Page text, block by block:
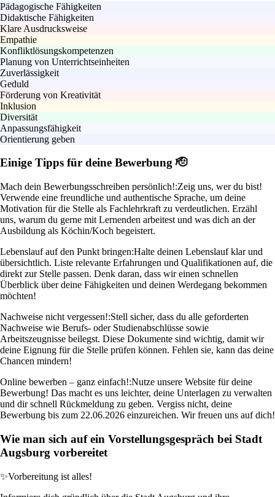
Pädagogische Fähigkeiten
Didaktische Fähigkeiten
Klare Ausdrucksweise
Empathie
Konfliktlösungskompetenzen
Planung von Unterrichtseinheiten
Zuverlässigkeit
Geduld
Förderung von Kreativität
Inklusion
Diversität
Anpassungsfähigkeit
Orientierung geben
Einige Tipps für deine Bewerbung 🫡
Mach dein Bewerbungsschreiben persönlich!:Zeig uns, wer du bist!
Verwende eine freundliche und authentische Sprache, um deine
Motivation für die Stelle als Fachlehrkraft zu verdeutlichen. Erzähl
uns, warum du gerne mit Lernenden arbeitest und was dich an der
Ausbildung als Köchin/Koch begeistert.
Lebenslauf auf den Punkt bringen:Halte deinen Lebenslauf klar und
übersichtlich. Liste relevante Erfahrungen und Qualifikationen auf, die
direkt zur Stelle passen. Denk daran, dass wir einen schnellen
Überblick über deine Fähigkeiten und deinen Werdegang bekommen
möchten!
Nachweise nicht vergessen!:Stell sicher, dass du alle geforderten
Nachweise wie Berufs- oder Studienabschlüsse sowie
Arbeitszeugnisse beilegst. Diese Dokumente sind wichtig, damit wir
deine Eignung für die Stelle prüfen können. Fehlen sie, kann das deine
Chancen mindern!
Online bewerben – ganz einfach!:Nutze unsere Website für deine
Bewerbung! Das macht es uns leichter, deine Unterlagen zu verwalten
und dir schnell Rückmeldung zu geben. Vergiss nicht, deine
Bewerbung bis zum 22.06.2026 einzureichen. Wir freuen uns auf dich!
Wie man sich auf ein Vorstellungsgespräch bei Stadt
Augsburg vorbereitet
✨Vorbereitung ist alles!